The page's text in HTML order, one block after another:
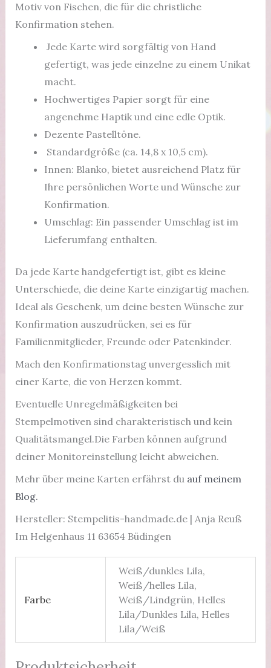
Motiv von Fischen, die für die christliche
Konfirmation stehen.
Jede Karte wird sorgfältig von Hand
gefertigt, was jede einzelne zu einem Unikat
macht.
Hochwertiges Papier sorgt für eine
angenehme Haptik und eine edle Optik.
Dezente Pastelltöne.
Standardgröße (ca. 14,8 x 10,5 cm).
Innen: Blanko, bietet ausreichend Platz für
Ihre persönlichen Worte und Wünsche zur
Konfirmation.
Umschlag: Ein passender Umschlag ist im
Lieferumfang enthalten.
Da jede Karte handgefertigt ist, gibt es kleine
Unterschiede, die deine Karte einzigartig machen.
Ideal als Geschenk, um deine besten Wünsche zur
Konfirmation auszudrücken, sei es für
Familienmitglieder, Freunde oder Patenkinder.
Mach den Konfirmationstag unvergesslich mit
einer Karte, die von Herzen kommt.
Eventuelle Unregelmäßigkeiten bei
Stempelmotiven sind charakteristisch und kein
Qualitätsmangel.Die Farben können aufgrund
deiner Monitoreinstellung leicht abweichen.
Mehr über meine Karten erfährst du auf meinem
Blog.
Hersteller: Stempelitis-handmade.de | Anja Reuß
Im Helgenhaus 11 63654 Büdingen
Farbe
Weiß/dunkles Lila,
Weiß/helles Lila,
Weiß/Lindgrün, Helles
Lila/Dunkles Lila, Helles
Lila/Weiß